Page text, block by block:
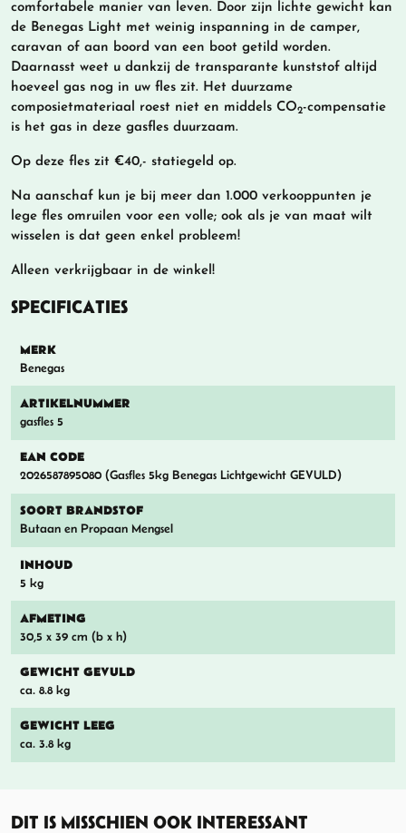
comfortabele manier van leven. Door zijn lichte gewicht kan
de Benegas Light met weinig inspanning in de camper,
caravan of aan boord van een boot getild worden.
Daarnasst weet u dankzij de transparante kunststof altijd
hoeveel gas nog in uw fles zit. Het duurzame
composietmateriaal roest niet en middels CO2-compensatie
is het gas in deze gasfles duurzaam.
Op deze fles zit €40,- statiegeld op.
Na aanschaf kun je bij meer dan 1.000 verkooppunten je
lege fles omruilen voor een volle; ook als je van maat wilt
wisselen is dat geen enkel probleem!
Alleen verkrijgbaar in de winkel!
SPECIFICATIES
MERK
Benegas
ARTIKELNUMMER
gasfles 5
EAN CODE
2026587895080 (Gasfles 5kg Benegas Lichtgewicht GEVULD)
SOORT BRANDSTOF
Butaan en Propaan Mengsel
INHOUD
5 kg
AFMETING
30,5 x 39 cm (b x h)
GEWICHT GEVULD
ca. 8.8 kg
GEWICHT LEEG
ca. 3.8 kg
DIT IS MISSCHIEN OOK INTERESSANT